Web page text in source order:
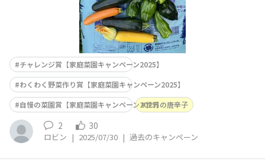
チャレンジ賞【家庭菜園キャンペーン2025】
わくわく野菜作り賞【家庭菜園キャンペーン2025】
自慢の菜園賞【家庭菜園キャンペーン2025】世界の唐辛子
2 30
ロビン | 2025/07/30 | 過去のキャンペーン